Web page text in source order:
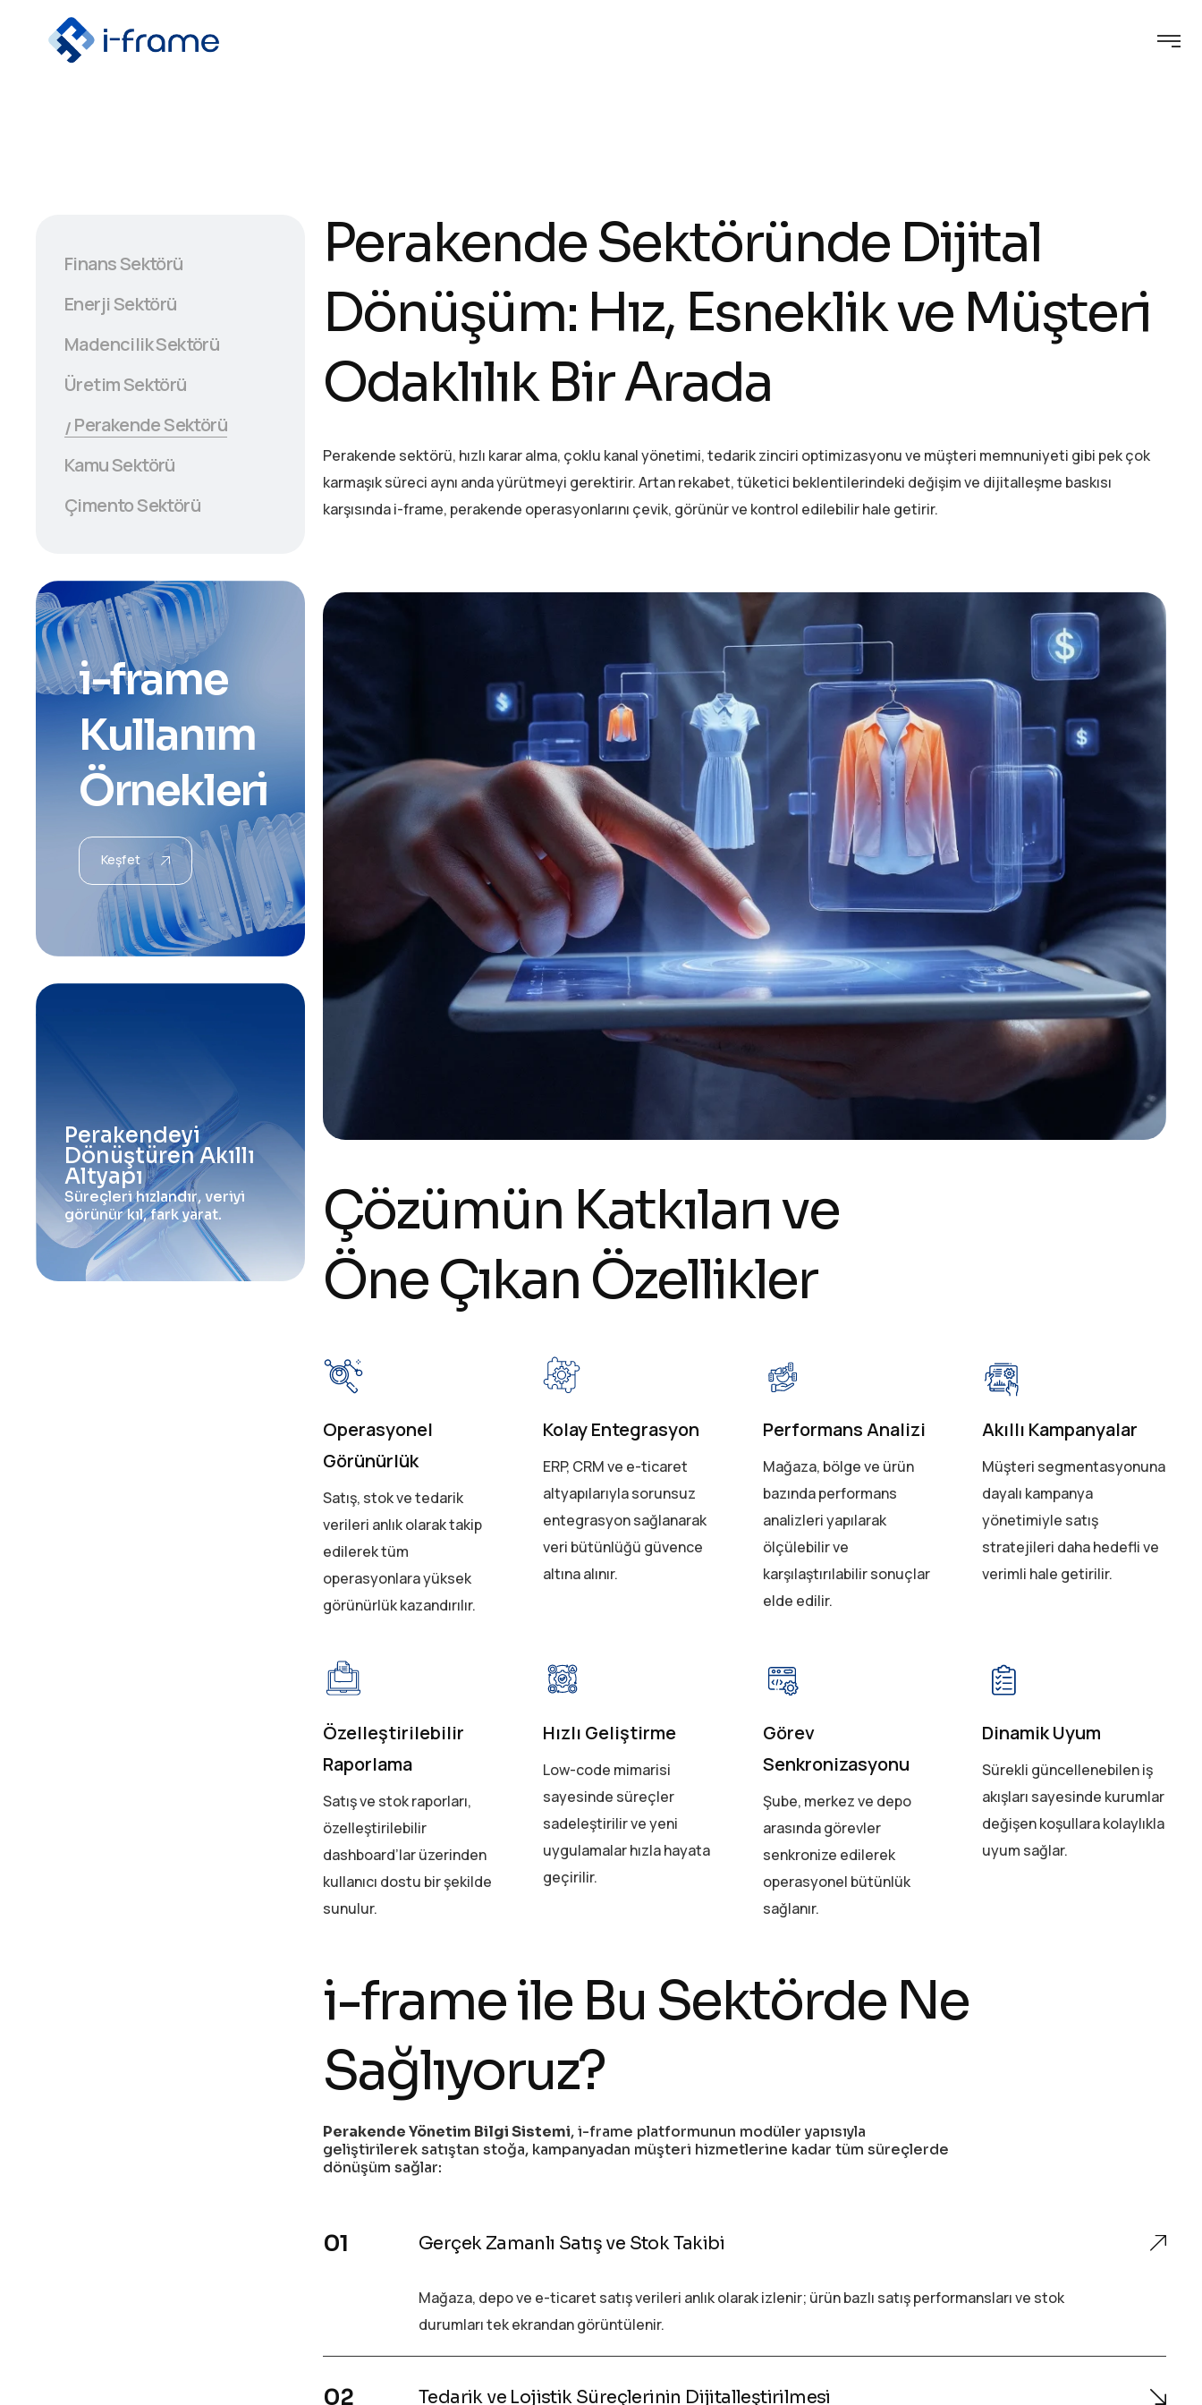
Finans Sektörü
Enerji Sektörü
Madencilik Sektörü
Üretim Sektörü
Perakende Sektörü
Kamu Sektörü
Çimento Sektörü
i-frame
Kullanım
Örnekleri
Keşfet
Perakendeyi
DönüştürenAkıllı
Altyapı
Süreçlerihızlandır,veriyi
görünürkıl,farkyarat.
Perakende Sektöründe Dijital
Dönüşüm: Hız, Esneklik ve Müşteri
Odaklılık Bir Arada
Perakende sektörü, hızlı karar alma, çoklu kanal yönetimi, tedarik zinciri optimizasyonu ve müşteri memnuniyeti gibi pek çok
karmaşık süreci aynı anda yürütmeyi gerektirir. Artan rekabet, tüketici beklentilerindeki değişim ve dijitalleşme baskısı
karşısında i-frame, perakende operasyonlarını çevik, görünür ve kontrol edilebilir hale getirir.
Çözümün Katkılarıve
ÖneÇıkan Özellikler
Operasyonel
Görünürlük
Satış, stok ve tedarik
verileri anlık olarak takip
edilerek tüm
operasyonlara yüksek
görünürlük kazandırılır.
Kolay Entegrasyon
ERP, CRM ve e-ticaret
altyapılarıyla sorunsuz
entegrasyon sağlanarak
veri bütünlüğü güvence
altına alınır.
Performans Analizi
Mağaza, bölge ve ürün
bazında performans
analizleri yapılarak
ölçülebilir ve
karşılaştırılabilir sonuçlar
elde edilir.
Akıllı Kampanyalar
Müşteri segmentasyonuna
dayalı kampanya
yönetimiyle satış
stratejileri daha hedefli ve
verimli hale getirilir.
Özelleştirilebilir
Raporlama
Satış ve stok raporları,
özelleştirilebilir
dashboard’lar üzerinden
kullanıcı dostu bir şekilde
sunulur.
Hızlı Geliştirme
Low-code mimarisi
sayesinde süreçler
sadeleştirilir ve yeni
uygulamalar hızla hayata
geçirilir.
Görev
Senkronizasyonu
Şube, merkez ve depo
arasında görevler
senkronize edilerek
operasyonel bütünlük
sağlanır.
Dinamik Uyum
Sürekli güncellenebilen iş
akışları sayesinde kurumlar
değişen koşullara kolaylıkla
uyum sağlar.
i-frame ile Bu Sektörde Ne
Sağlıyoruz?
Perakende Yönetim Bilgi Sistemi, i-frame platformunun modüler yapısıyla
geliştirilerek satıştan stoğa, kampanyadan müşteri hizmetlerine kadar tüm süreçlerde
dönüşüm sağlar:
Gerçek Zamanlı Satış ve Stok Takibi
Mağaza, depo ve e-ticaret satış verileri anlık olarak izlenir; ürün bazlı satış performansları ve stok
durumları tek ekrandan görüntülenir.
Tedarik ve Lojistik Süreçlerinin Dijitalleştirilmesi